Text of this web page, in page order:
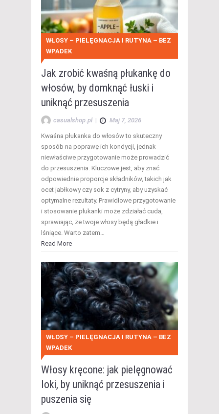
WŁOSY – PIELĘGNACJA I RUTYNA – BEZ
WPADEK
Jak zrobić kwaśną płukankę do
włosów, by domknąć łuski i
uniknąć przesuszenia
casualshop.pl | Maj 7, 2026
Kwaśna płukanka do włosów to skuteczny
sposób na poprawę ich kondycji, jednak
niewłaściwe przygotowanie może prowadzić
do przesuszenia. Kluczowe jest, aby znać
odpowiednie proporcje składników, takich jak
ocet jabłkowy czy sok z cytryny, aby uzyskać
optymalne rezultaty. Prawidłowe przygotowanie
i stosowanie płukanki może zdziałać cuda,
sprawiając, że twoje włosy będą gładkie i
lśniące. Warto zatem…
Read More
WŁOSY – PIELĘGNACJA I RUTYNA – BEZ
WPADEK
Włosy kręcone: jak pielęgnować
loki, by uniknąć przesuszenia i
puszenia się